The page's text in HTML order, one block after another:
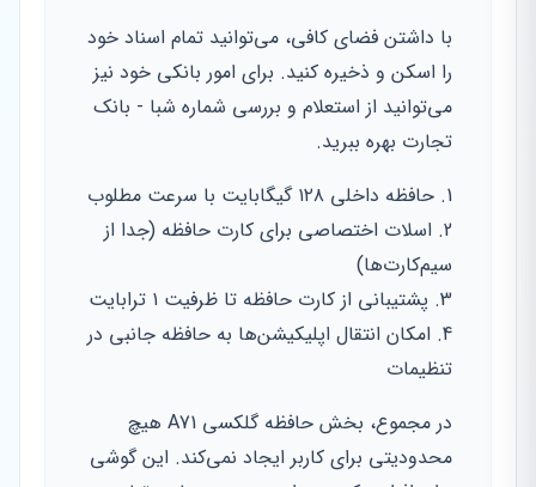
با داشتن فضای کافی، می‌توانید تمام اسناد خود
را اسکن و ذخیره کنید. برای امور بانکی خود نیز
می‌توانید از استعلام و بررسی شماره شبا - بانک
تجارت بهره ببرید.
حافظه داخلی ۱۲۸ گیگابایت با سرعت مطلوب
اسلات اختصاصی برای کارت حافظه (جدا از
سیم‌کارت‌ها)
پشتیبانی از کارت حافظه تا ظرفیت ۱ ترابایت
امکان انتقال اپلیکیشن‌ها به حافظه جانبی در
تنظیمات
در مجموع، بخش حافظه گلکسی A71 هیچ
محدودیتی برای کاربر ایجاد نمی‌کند. این گوشی